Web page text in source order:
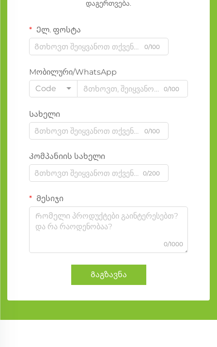
დაგერთვება.
Ელ. ფოსტა
0/100
Мობილური/WhatsApp
Code
0/100
Სახელი
0/100
Კომპანიის სახელი
0/200
Მესიჯი
0/1000
Გაგზავნა